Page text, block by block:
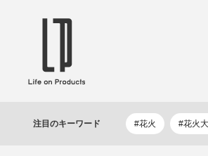
冷凍庫 / 掃除用品 / 加湿器 /
ファン / ヒーター etc
注目のキーワード #花火 #花火